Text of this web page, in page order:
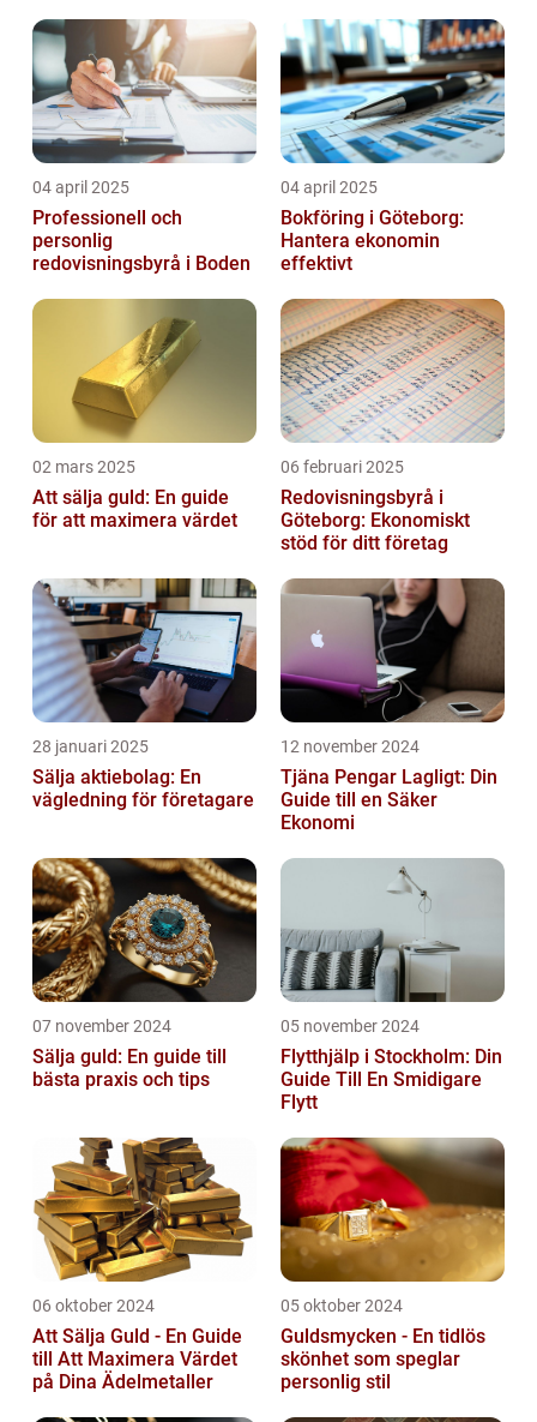
04 april 2025
Professionell och
personlig
redovisningsbyrå i Boden
04 april 2025
Bokföring i Göteborg:
Hantera ekonomin
effektivt
02 mars 2025
Att sälja guld: En guide
för att maximera värdet
06 februari 2025
Redovisningsbyrå i
Göteborg: Ekonomiskt
stöd för ditt företag
28 januari 2025
Sälja aktiebolag: En
vägledning för företagare
12 november 2024
Tjäna Pengar Lagligt: Din
Guide till en Säker
Ekonomi
07 november 2024
Sälja guld: En guide till
bästa praxis och tips
05 november 2024
Flytthjälp i Stockholm: Din
Guide Till En Smidigare
Flytt
06 oktober 2024
Att Sälja Guld - En Guide
till Att Maximera Värdet
på Dina Ädelmetaller
05 oktober 2024
Guldsmycken - En tidlös
skönhet som speglar
personlig stil